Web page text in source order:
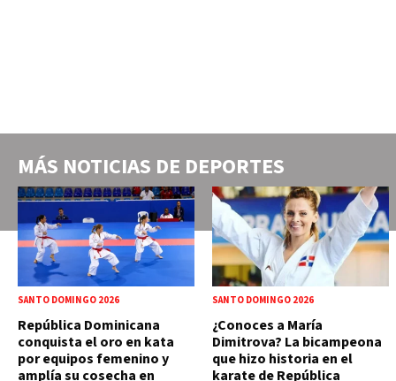
MÁS NOTICIAS DE DEPORTES
SANTO DOMINGO 2026
República Dominicana
conquista el oro en kata
por equipos femenino y
amplía su cosecha en
SANTO DOMINGO 2026
¿Conoces a María
Dimitrova? La bicampeona
que hizo historia en el
karate de República